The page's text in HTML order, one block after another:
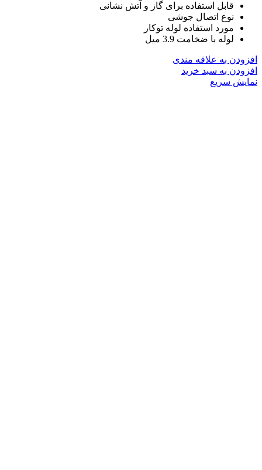
قابل استفاده برای گاز و آتش نشانی
نوع اتصال جوشی
مورد استفاده لوله توکار
لوله با ضخامت 3.9 میل
افزودن به علاقه مندی
افزودن به سبد خرید
نمایش سریع